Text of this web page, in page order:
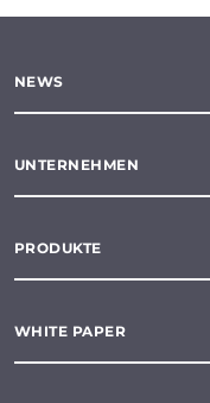
NEWS
UNTERNEHMEN
PRODUKTE
WHITE PAPER